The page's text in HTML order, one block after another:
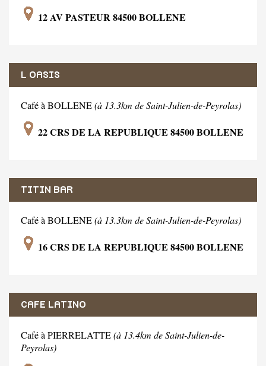
12 AV PASTEUR 84500 BOLLENE
L OASIS
Café à BOLLENE(à 13.3km de Saint-Julien-de-Peyrolas)
22 CRS DE LA REPUBLIQUE 84500 BOLLENE
TITIN BAR
Café à BOLLENE(à 13.3km de Saint-Julien-de-Peyrolas)
16 CRS DE LA REPUBLIQUE 84500 BOLLENE
CAFE LATINO
Café à PIERRELATTE(à 13.4km de Saint-Julien-de-
Peyrolas)